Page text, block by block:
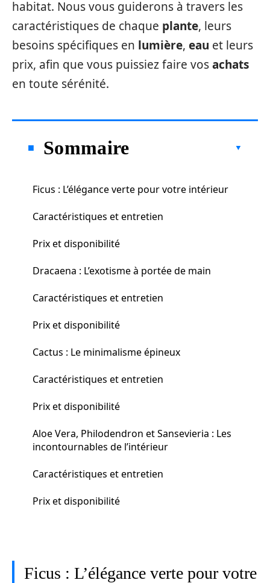
habitat. Nous vous guiderons à travers les
caractéristiques de chaque plante, leurs
besoins spécifiques en lumière, eau et leurs
prix, afin que vous puissiez faire vosachats
en toute sérénité.
Sommaire
Ficus : L’élégance verte pour votre intérieur
Caractéristiques et entretien
Prix et disponibilité
Dracaena : L’exotisme à portée de main
Caractéristiques et entretien
Prix et disponibilité
Cactus : Le minimalisme épineux
Caractéristiques et entretien
Prix et disponibilité
Aloe Vera, Philodendron et Sansevieria : Les
incontournables de l’intérieur
Caractéristiques et entretien
Prix et disponibilité
Ficus : L’élégance verte pour votre